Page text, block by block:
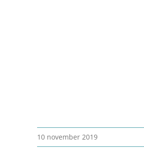
10 november 2019